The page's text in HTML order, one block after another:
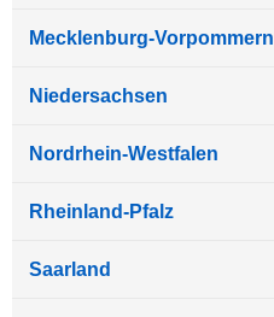
Mecklenburg-Vorpommern
Niedersachsen
Nordrhein-Westfalen
Rheinland-Pfalz
Saarland